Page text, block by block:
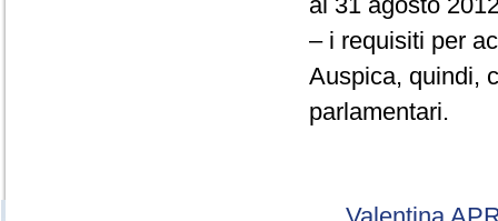
– i requisiti per
Auspica, quindi,
parlamentari.